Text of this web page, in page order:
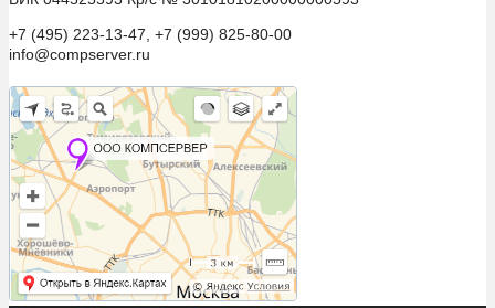
+7 (495) 223-13-47, +7 (999) 825-80-00
info@compserver.ru